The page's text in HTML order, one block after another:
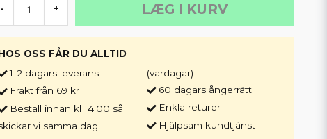
- + LÆG I KURV
OSS FÅR DU ALLTID
1-2 dagars leverans
Frakt från 69 kr
Beställ innan kl 14.00 så
vi samma dag
(vardagar)
60 dagars ångerrätt
Enkla returer
Hjälpsam kundtjänst